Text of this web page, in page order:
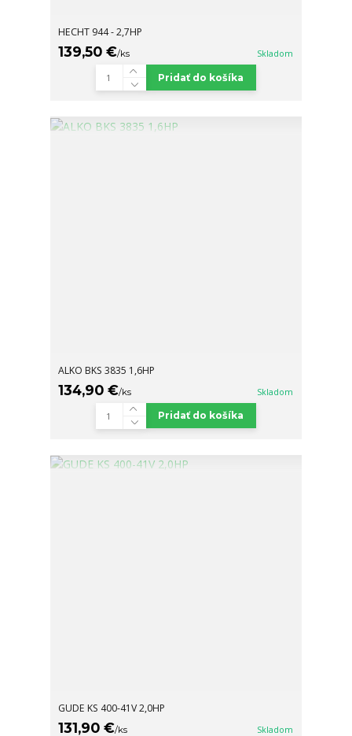
HECHT 944 - 2,7HP
139,50 €/ks Skladom
Pridať do košíka
ALKO BKS 3835 1,6HP
134,90 €/ks Skladom
Pridať do košíka
GUDE KS 400-41V 2,0HP
131,90 €/ks Skladom